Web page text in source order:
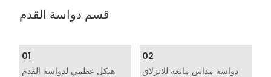
قسم دواسة القدم
01
هيكل عظمي لدواسة القدم
02
دواسة مداس مانعة للانزلاق